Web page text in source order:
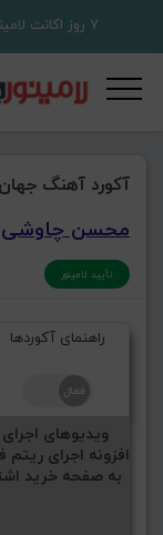
7 روز اکانت لامینور رایگان فقط با ثبت نام در سایت
آکورد آهنگ
محسن چاوشی
تأیید لامینور
راهنمای آکوردها
ویدیوهای اجرای
افزونه اجرای
به صفحه خرید